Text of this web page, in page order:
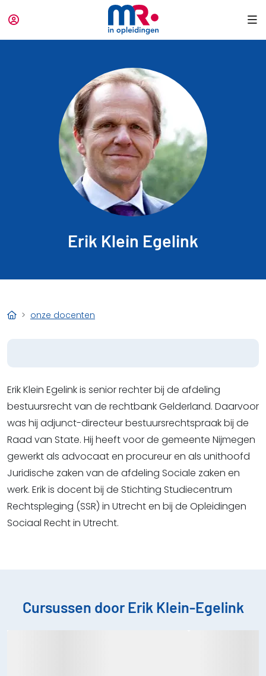
Erik Klein Egelink
onze docenten
Erik Klein Egelink is senior rechter bij de afdeling
bestuursrecht van de rechtbank Gelderland. Daarvoor
was hij adjunct-directeur bestuursrechtspraak bij de
Raad van State. Hij heeft voor de gemeente Nijmegen
gewerkt als advocaat en procureur en als unithoofd
Juridische zaken van de afdeling Sociale zaken en
werk. Erik is docent bij de Stichting Studiecentrum
Rechtspleging (SSR) in Utrecht en bij de Opleidingen
Sociaal Recht in Utrecht.
Cursussen door Erik Klein-Egelink